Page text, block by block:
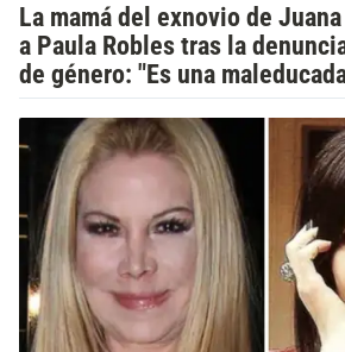
La mamá del exnovio de
a Paula Robles tras la
de género: "Es una